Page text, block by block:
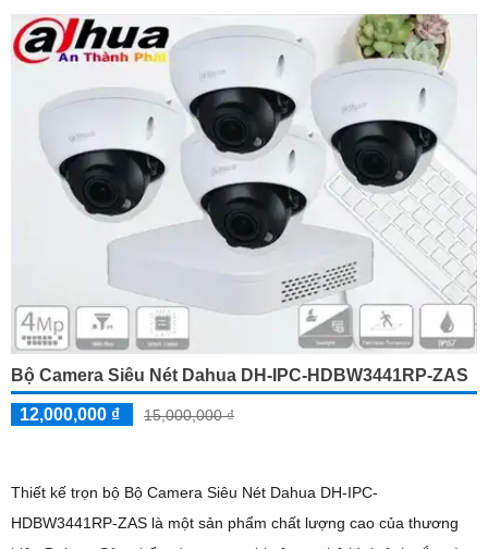
Bộ Camera Siêu Nét Dahua DH-IPC-HDBW3441RP-ZAS
12,000,000 ₫ 15,000,000 ₫
Thiết kế trọn bộ Bộ Camera Siêu Nét Dahua DH-IPC-
HDBW3441RP-ZAS là một sản phẩm chất lượng cao của thương